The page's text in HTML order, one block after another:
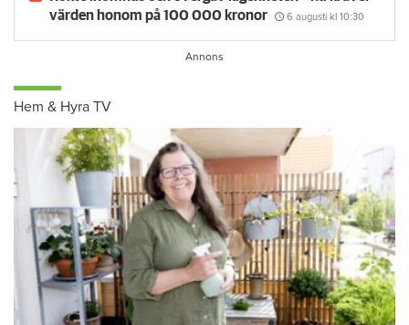
värden honom på 100 000 kronor
6 augusti kl 10:30
Hem & Hyra TV